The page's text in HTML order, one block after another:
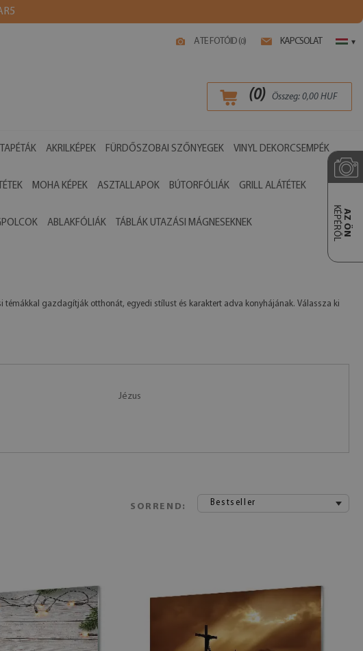
A TE FOTÓID (0) KAPCSOLAT ▾
(0) Összeg: 0,00 HUF
AKRILKÉPEK FÜRDŐSZOBAI SZŐNYEGEK VINYL DEKORCSEMPÉK
MOHA KÉPEK ASZTALLAPOK BÚTORFÓLIÁK GRILL ALÁTÉTEK
ABLAKFÓLIÁK TÁBLÁK UTAZÁSI MÁGNESEKNEK AZ ÖN
KÉPÉRŐL
témákkal gazdagítják otthonát, egyedi stílust és karaktert adva konyhájának. Válassza ki
Jézus
SORREND: Bestseller